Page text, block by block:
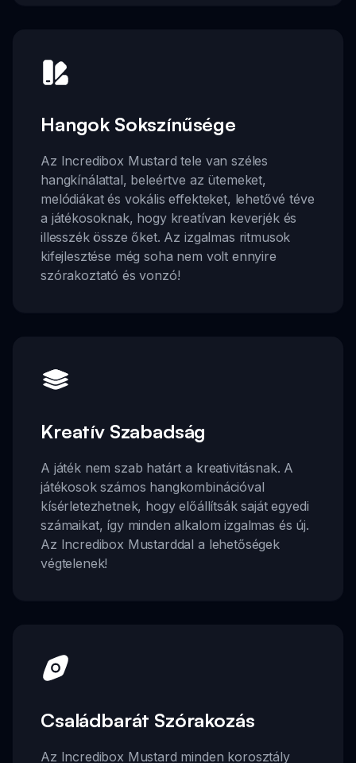
Hangok Sokszínűsége
Az Incredibox Mustard tele van széles
hangkínálattal, beleértve az ütemeket,
melódiákat és vokális effekteket, lehetővé téve
a játékosoknak, hogy kreatívan keverjék és
illesszék össze őket. Az izgalmas ritmusok
kifejlesztése még soha nem volt ennyire
szórakoztató és vonzó!
Kreatív Szabadság
A játék nem szab határt a kreativitásnak. A
játékosok számos hangkombinációval
kísérletezhetnek, hogy előállítsák saját egyedi
számaikat, így minden alkalom izgalmas és új.
Az Incredibox Mustarddal a lehetőségek
végtelenek!
Családbarát Szórakozás
Az Incredibox Mustard minden korosztály